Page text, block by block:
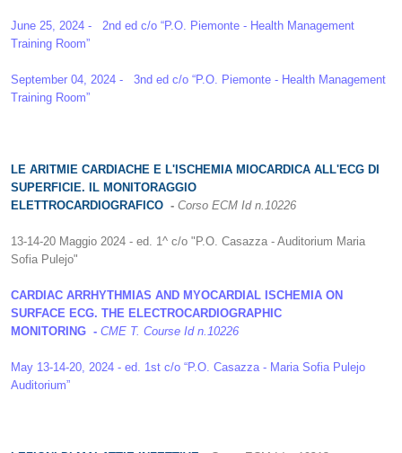
June 25, 2024 - 2nd ed c/o “P.O. Piemonte - Health Management
Training Room”
September 04, 2024 - 3nd ed c/o “P.O. Piemonte - Health Management
Training Room”
LE ARITMIE CARDIACHE E L'ISCHEMIA MIOCARDICA ALL'ECG DI
SUPERFICIE. IL MONITORAGGIO
ELETTROCARDIOGRAFICO - Corso ECM Id n.10226
13-14-20 Maggio 2024 - ed. 1^ c/o "P.O. Casazza - Auditorium Maria
Sofia Pulejo"
CARDIAC ARRHYTHMIAS AND MYOCARDIAL ISCHEMIA ON
SURFACE ECG. THE ELECTROCARDIOGRAPHIC
MONITORING - CME T. Course Id n.10226
May 13-14-20, 2024 - ed. 1st c/o “P.O. Casazza - Maria Sofia Pulejo
Auditorium”